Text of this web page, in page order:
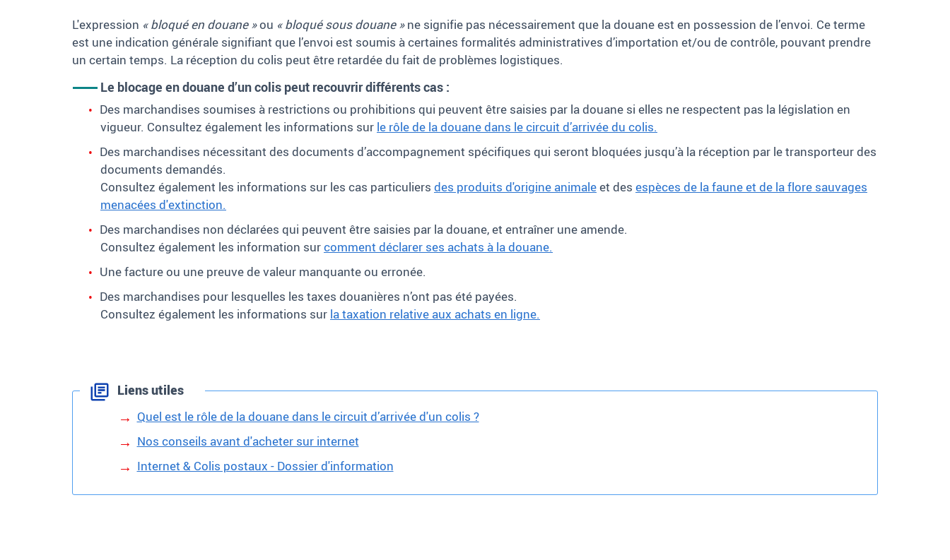
L'expression « bloqué en douane »ou « bloqué sous douane »ne signifie pas nécessairement que la douane est en possession de l’envoi. Ce terme
est une indication générale signifiant que l’envoi est soumis à certaines formalités administratives d’importation et/ou de contrôle, pouvant prendre
un certain temps. La réception du colis peut être retardée du fait de problèmes logistiques.
Le blocage en douane d’un colis peut recouvrir différents cas :
Des marchandises soumises à restrictions ou prohibitions qui peuvent être saisies par la douane si elles ne respectent pas la législation en
vigueur. Consultez également les informations sur le rôle de la douane dans le circuit d’arrivée du colis.
Des marchandises nécessitant des documents d’accompagnement spécifiques qui seront bloquées jusqu’à la réception par le transporteur des
documents demandés.
Consultez également les informations sur les cas particuliers des produits d'origine animaleet des espèces de la faune et de la flore sauvages
menacées d'extinction.
Des marchandises non déclarées qui peuvent être saisies par la douane, et entraîner une amende.
Consultez également les information surcomment déclarer ses achats à la douane.
Une facture ou une preuve de valeur manquante ou erronée.
Des marchandises pour lesquelles les taxes douanières n’ont pas été payées.
Consultez également les informations sur la taxation relative aux achats en ligne.
Liens utiles
Quel est le rôle de la douane dans le circuit d’arrivée d'un colis ?
Nos conseils avant d'acheter sur internet
Internet & Colis postaux - Dossier d'information